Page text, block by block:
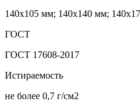
140х105 мм; 140х140 мм;
ГОСТ
ГОСТ 17608-2017
Истираемость
не более 0,7 г/см2